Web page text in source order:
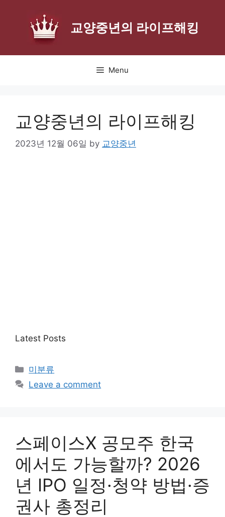
교양중년의 라이프해킹
Menu
교양중년의 라이프해킹
2023년 12월 06일 by 교양중년
Latest Posts
Categories
미분류
Leave a comment
스페이스X 공모주 한국
에서도 가능할까? 2026
년 IPO 일정·청약 방법·증
권사 총정리